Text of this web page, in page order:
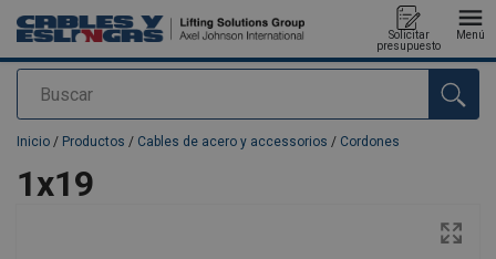
Buscar
Solicitar
presupuesto
Menú
Agregado a su presupuesto
Inicio / Productos / Cables de acero y accessorios / Cordones
1x19